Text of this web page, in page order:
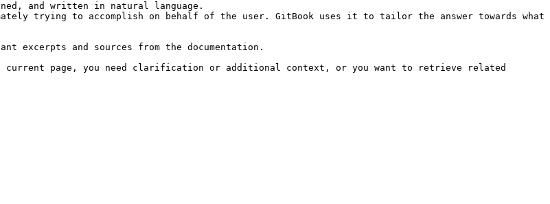
and written in natural language.
trying to accomplish on behalf of the user. GitBook uses it to tailor the answer towards what
excerpts and sources from the documentation.
current page, you need clarification or additional context, or you want to retrieve related